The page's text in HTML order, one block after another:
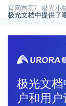
据用户的偏好
极光文档中提
指导。
官网首页/ 极光小
极光文档中提供了
极光文
户和用